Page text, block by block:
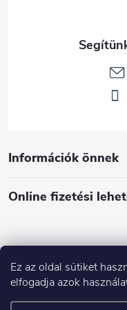
Ez az oldal sütiket
elfogadja azok
Információk önnek
Online fizetési
Á
r
u